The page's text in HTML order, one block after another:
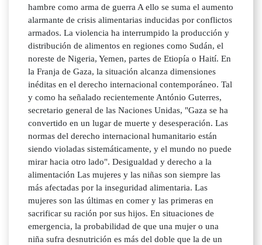
hambre como arma de guerra A ello se suma el aumento
alarmante de crisis alimentarias inducidas por conflictos
armados. La violencia ha interrumpido la producción y
distribución de alimentos en regiones como Sudán, el
noreste de Nigeria, Yemen, partes de Etiopía o Haití. En
la Franja de Gaza, la situación alcanza dimensiones
inéditas en el derecho internacional contemporáneo. Tal
y como ha señalado recientemente António Guterres,
secretario general de las Naciones Unidas, "Gaza se ha
convertido en un lugar de muerte y desesperación. Las
normas del derecho internacional humanitario están
siendo violadas sistemáticamente, y el mundo no puede
mirar hacia otro lado". Desigualdad y derecho a la
alimentación Las mujeres y las niñas son siempre las
más afectadas por la inseguridad alimentaria. Las
mujeres son las últimas en comer y las primeras en
sacrificar su ración por sus hijos. En situaciones de
emergencia, la probabilidad de que una mujer o una
niña sufra desnutrición es más del doble que la de un